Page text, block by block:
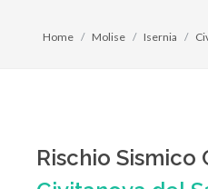
Home Molise Isernia
Rischio Sismico